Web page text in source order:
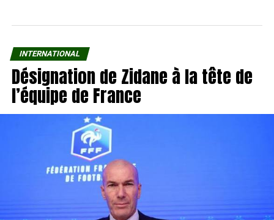
INTERNATIONAL
Désignation de Zidane à la tête de
l’équipe de France